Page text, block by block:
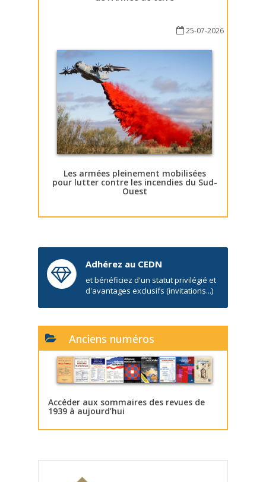
25-07-2026
Les armées pleinement mobilisées
pour lutter contre les incendies du Sud-
Ouest
Adhérez au CEDN
et bénéficiez d'un statut privilégié et
d'avantages exclusifs (invitations...)
Anciens numéros
Accéder aux sommaires des revues de
1939 à aujourd’hui